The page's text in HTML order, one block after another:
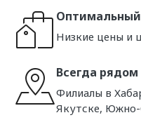
Низкие цены и
Всегда рядом
Филиалы в
Якутске, Южно-